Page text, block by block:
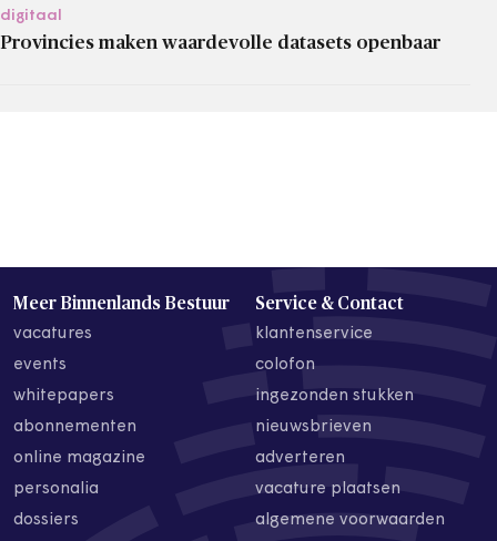
digitaal
Provincies maken waardevolle datasets openbaar
Meer Binnenlands Bestuur
vacatures
events
whitepapers
abonnementen
online magazine
personalia
dossiers
Service & Contact
klantenservice
colofon
ingezonden stukken
nieuwsbrieven
adverteren
vacature plaatsen
algemene voorwaarden